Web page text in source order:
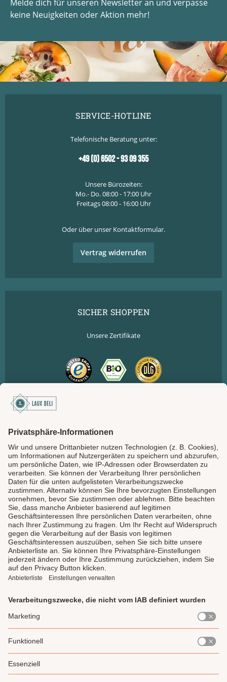
Melde dich für unseren Newsletter an und verpasse
keine Neuigkeiten oder Aktion mehr!
SERVICE-HOTLINE
Telefonische Beratung unter:
+49 (0) 6502 - 93 09 355
Unsere Bürozeiten:
Mo.- Do. 08:00 - 17:00 Uhr
Freitags 08:00 - 16:00 Uhr
Oder über unser Kontaktformular.
Vertrag widerrufen
SICHER SHOPPEN
Unsere Zertifikate
SICHER BEZAHLEN
LAUX DELI
SERVICE
GENIESSEN
UNSERE LIEBLINGE
Impressum Datenschutz AGB
Widerrufsrecht